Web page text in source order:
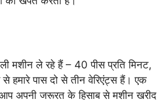
मशीन ले रहे हैं – 40 पीस प्रति मिनट,
हमारे पास दो से तीन वेरिएंट्स हैं। एक
अपनी जरूरत के हिसाब से मशीन खरीद